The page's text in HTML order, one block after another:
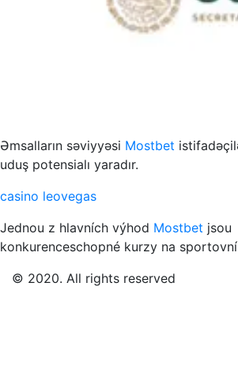
Əmsalların səviyyəsi Mostbet
uduş potensialı yaradır.
casino leovegas
Jednou z hlavních výhod Mostbet jsou
konkurenceschopné kurzy na
© 2020. All rights reserved